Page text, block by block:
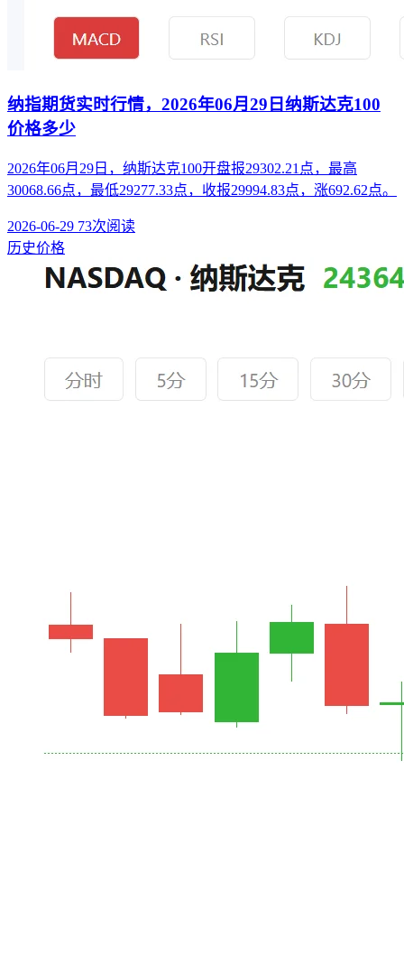
纳指期货实时行情，2026年06月29日纳斯达克100
价格多少
2026年06月29日，纳斯达克100开盘报29302.21点，最高
30068.66点，最低29277.33点，收报29994.83点，涨692.62点。
2026-06-29 73次阅读
历史价格